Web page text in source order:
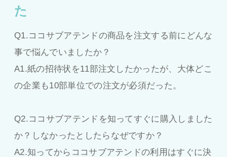
た
Q1.ココサブアテンドの商品を注文する前にどんな
事で悩んでいましたか？
A1.紙の招待状を11部注文したかったが、大体どこ
の企業も10部単位での注文が必須だった。
Q2.ココサブアテンドを知ってすぐに購入しました
か？しなかったとしたらなぜですか？
A2.知ってからココサブアテンドの利用はすぐに決